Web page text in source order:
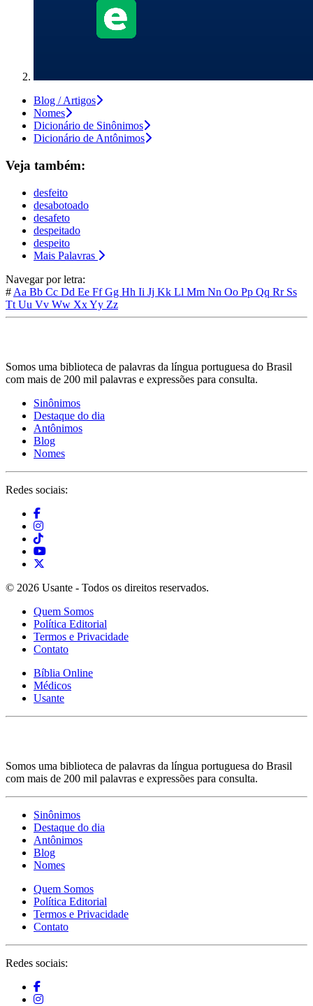
Blog / Artigos
Nomes
Dicionário de Sinônimos
Dicionário de Antônimos
Veja também:
desfeito
desabotoado
desafeto
despeitado
despeito
Mais Palavras
Navegar por letra:
# Aa Bb Cc Dd Ee FfGg Hh Ii Jj Kk Ll Mm Nn Oo Pp Qq Rr Ss
Tt Uu Vv Ww XxYy Zz
Somos uma biblioteca de palavras da língua portuguesa do Brasil
com mais de 200 mil palavras e expressões para consulta.
Sinônimos
Destaque do dia
Antônimos
Blog
Nomes
Redes sociais:
© 2026 Usante - Todos os direitos reservados.
Quem Somos
Política Editorial
Termos e Privacidade
Contato
Bíblia Online
Médicos
Usante
Somos uma biblioteca de palavras da língua portuguesa do Brasil
com mais de 200 mil palavras e expressões para consulta.
Sinônimos
Destaque do dia
Antônimos
Blog
Nomes
Quem Somos
Política Editorial
Termos e Privacidade
Contato
Redes sociais: